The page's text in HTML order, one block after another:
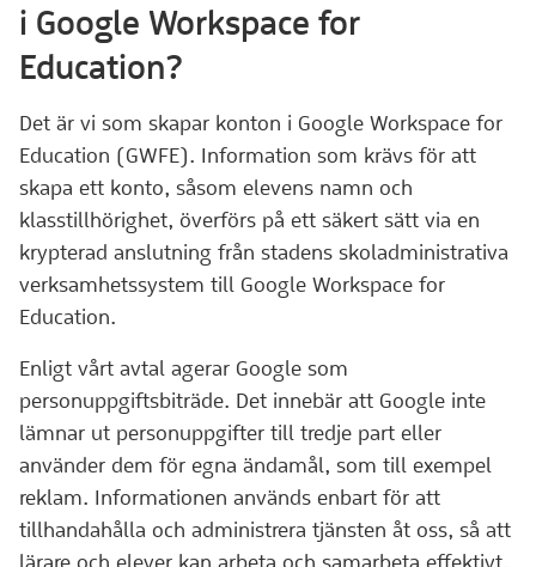
i Google Workspace for
Education?
Det är vi som skapar konton i Google Workspace for
Education (GWFE). Information som krävs för att
skapa ett konto, såsom elevens namn och
klasstillhörighet, överförs på ett säkert sätt via en
krypterad anslutning från stadens skoladministrativa
verksamhetssystem till Google Workspace for
Education.
Enligt vårt avtal agerar Google som
personuppgiftsbiträde. Det innebär att Google inte
lämnar ut personuppgifter till tredje part eller
använder dem för egna ändamål, som till exempel
reklam. Informationen används enbart för att
tillhandahålla och administrera tjänsten åt oss, så att